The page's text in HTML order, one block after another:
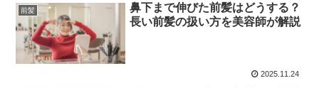
前髪
鼻下まで伸びた前髪はどうする？
長い前髪の扱い方を美容師が解説
2025.11.24